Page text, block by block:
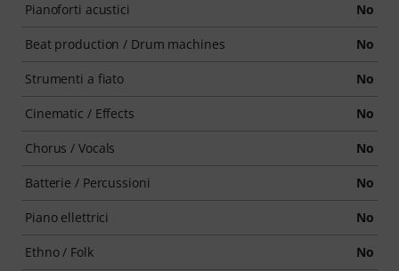
Pianoforti acustici No
Beat production / Drum machines No
Strumenti a fiato No
Cinematic / Effects No
Chorus / Vocals No
Batterie / Percussioni No
Piano ellettrici No
Ethno / Folk No